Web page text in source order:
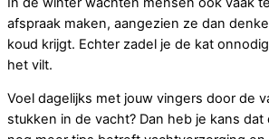
afspraak maken, aangezien ze dan
koud krijgt. Echter zadel je de kat
het vilt.
Voel dagelijks met jouw vingers door de
stukken in de vacht? Dan heb je kans dat